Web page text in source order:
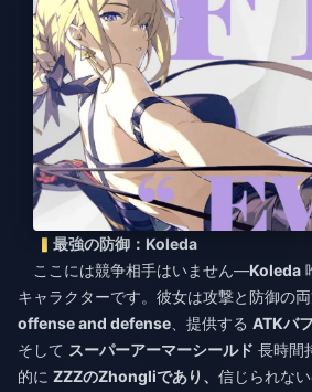
最強の防御：Koleda
ここには競争相手はいません—Koleda
キャラクターです。彼女は攻撃と防御の両
offense and defense 、提供する ATKバフ
そして スーパーアーマーシールド 長時間
的に ZZZのZhongliであり、 信じられな